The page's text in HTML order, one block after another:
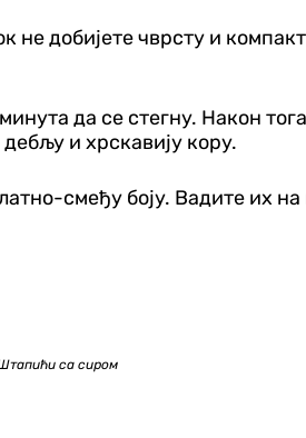
добијете чврсту и
да се стегну. Након
и хрскавију кору.
смеђу боју. Вадите их
са сиром